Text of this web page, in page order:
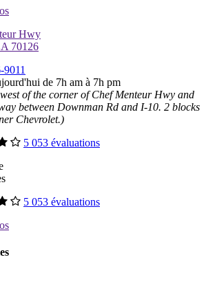
Hwy
70126
de 7h am à 7h pm
of the corner of Chef Menteur Hwy and
between Downman Rd and I-10. 2 blocks
Chevrolet.)
5 053 évaluations
5 053 évaluations